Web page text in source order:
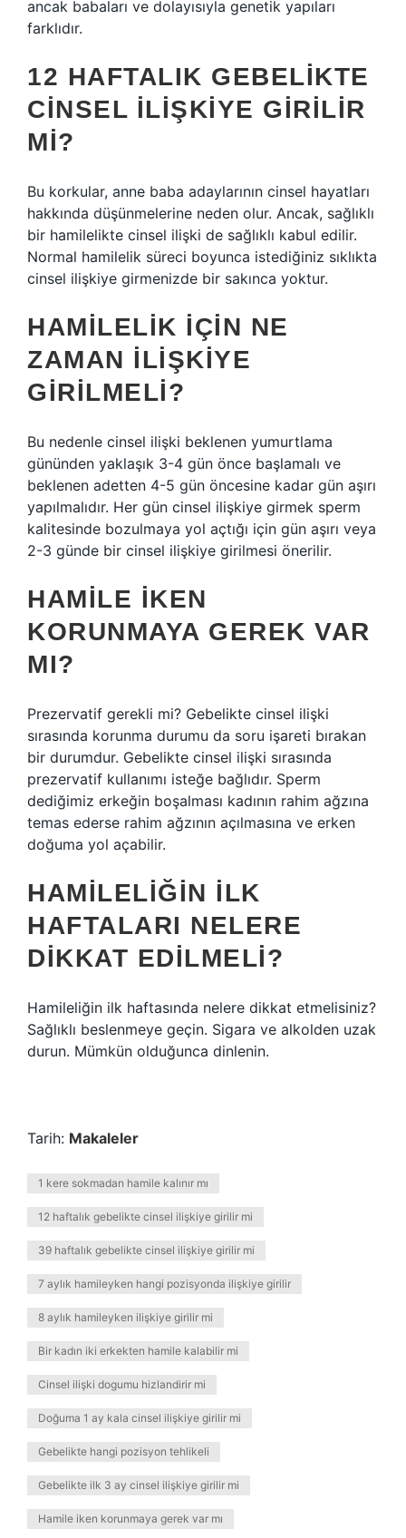
ancak babaları ve dolayısıyla genetik yapıları
farklıdır.
12 HAFTALIK GEBELIKTE
CINSEL ILIŞKIYE GIRILIR
MI?
Bu korkular, anne baba adaylarının cinsel hayatları
hakkında düşünmelerine neden olur. Ancak, sağlıklı
bir hamilelikte cinsel ilişki de sağlıklı kabul edilir.
Normal hamilelik süreci boyunca istediğiniz sıklıkta
cinsel ilişkiye girmenizde bir sakınca yoktur.
HAMILELIK IÇIN NE
ZAMAN ILIŞKIYE
GIRILMELI?
Bu nedenle cinsel ilişki beklenen yumurtlama
gününden yaklaşık 3-4 gün önce başlamalı ve
beklenen adetten 4-5 gün öncesine kadar gün aşırı
yapılmalıdır. Her gün cinsel ilişkiye girmek sperm
kalitesinde bozulmaya yol açtığı için gün aşırı veya
2-3 günde bir cinsel ilişkiye girilmesi önerilir.
HAMILE IKEN
KORUNMAYA GEREK VAR
MI?
Prezervatif gerekli mi? Gebelikte cinsel ilişki
sırasında korunma durumu da soru işareti bırakan
bir durumdur. Gebelikte cinsel ilişki sırasında
prezervatif kullanımı isteğe bağlıdır. Sperm
dediğimiz erkeğin boşalması kadının rahim ağzına
temas ederse rahim ağzının açılmasına ve erken
doğuma yol açabilir.
HAMILELIĞIN ILK
HAFTALARI NELERE
DIKKAT EDILMELI?
Hamileliğin ilk haftasında nelere dikkat etmelisiniz?
Sağlıklı beslenmeye geçin. Sigara ve alkolden uzak
durun. Mümkün olduğunca dinlenin.
Tarih: Makaleler
1 kere sokmadan hamile kalınır mı
12 haftalık gebelikte cinsel ilişkiye girilir mi
39 haftalık gebelikte cinsel ilişkiye girilir mi
7 aylık hamileyken hangi pozisyonda ilişkiye girilir
8 aylık hamileyken ilişkiye girilir mi
Bir kadın iki erkekten hamile kalabilir mi
Cinsel ilişki dogumu hizlandirir mi
Doğuma 1 ay kala cinsel ilişkiye girilir mi
Gebelikte hangi pozisyon tehlikeli
Gebelikte ilk 3 ay cinsel ilişkiye girilir mi
Hamile iken korunmaya gerek var mı